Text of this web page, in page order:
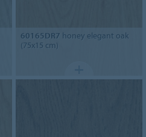
60165DR7 honey elegant oak
(75x15 cm)